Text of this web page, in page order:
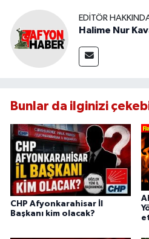
EDITÖR
Halime Nur
Bunlar da ilginizi
CHP Afyonkarahisar İl
Başkanı kim olacak?